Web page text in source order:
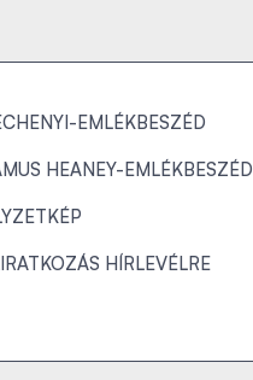
EMLÉKBESZÉD
HEANEY-EMLÉKBESZÉD
HÍRLEVÉLRE